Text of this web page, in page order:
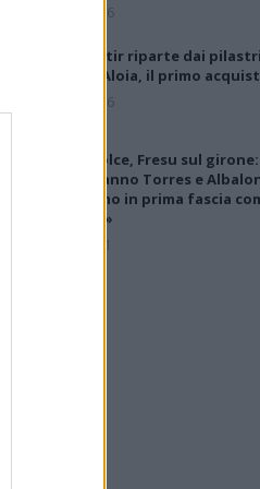
7 Ago 2026
Il Monastir riparte dai
Pinna e Aloia, il primo
7 Ago 2026
Latte Dolce, Fresu sul girone:
giocheranno Torres e
non siamo in prima fascia
passato»
8 Set 2021